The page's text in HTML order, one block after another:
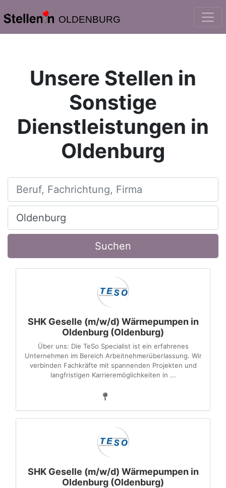
OLDENBURG
Unsere Stellen in
Sonstige
Dienstleistungen in
Oldenburg
Beruf, Fachrichtung, Firma
Ort, Stadt
Suchen
SHK Geselle (m/w/d) Wärmepumpen in
Oldenburg (Oldenburg)
Über uns: Die TeSo Specialist ist ein erfahrenes
Unternehmen im Bereich Arbeitnehmerüberlassung. Wir
verbinden Fachkräfte mit spannenden Projekten und
langfristigen Karrieremöglichkeiten in ...
SHK Geselle (m/w/d) Wärmepumpen in
Oldenburg (Oldenburg)